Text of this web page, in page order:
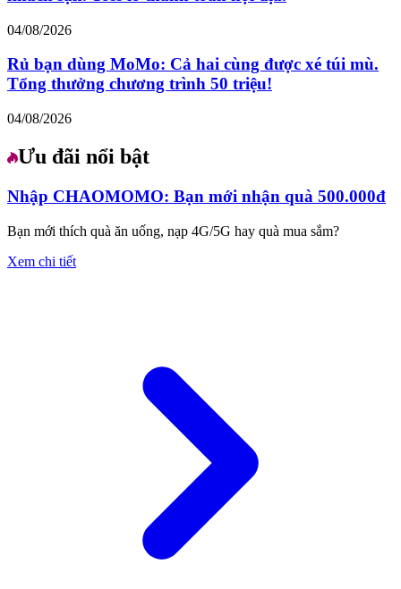
04/08/2026
Rủ bạn dùng MoMo: Cả hai cùng được xé túi mù.
Tổng thưởng chương trình 50 triệu!
04/08/2026
Ưu đãi nổi bật
Nhập CHAOMOMO: Bạn mới nhận quà 500.000đ
Bạn mới thích quà ăn uống, nạp 4G/5G hay quà mua sắm?
Xem chi tiết